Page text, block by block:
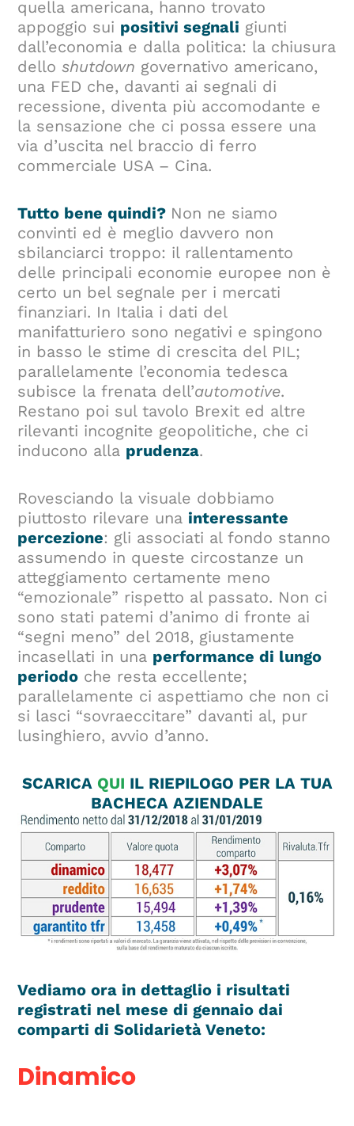
quella americana, hanno trovato
appoggio sui positivi segnali giunti
dall’economia e dalla politica: la chiusura
delloshutdown governativo americano,
una FED che, davanti ai segnali di
recessione, diventa più accomodante e
la sensazione che ci possa essere una
via d’uscita nel braccio di ferro
commerciale USA – Cina.
Tutto bene quindi? Non ne siamo
convinti ed è meglio davvero non
sbilanciarci troppo: il rallentamento
delle principali economie europee non è
certo un bel segnale per i mercati
finanziari. In Italia i dati del
manifatturiero sono negativi e spingono
in basso le stime di crescita del PIL;
parallelamente l’economia tedesca
subisce la frenata dell’automotive.
Restano poi sul tavolo Brexit ed altre
rilevanti incognite geopolitiche, che ci
inducono alla prudenza.
Rovesciando la visuale dobbiamo
piuttosto rilevare una interessante
percezione: gli associati al fondo stanno
assumendo in queste circostanze un
atteggiamento certamente meno
“emozionale” rispetto al passato. Non ci
sono stati patemi d’animo di fronte ai
“segni meno” del 2018, giustamente
incasellati in una performance di lungo
periodo che resta eccellente;
parallelamente ci aspettiamo che non ci
si lasci “sovraeccitare” davanti al, pur
lusinghiero, avvio d’anno.
SCARICA QUI IL RIEPILOGO PER LA TUA
BACHECA AZIENDALE
Vediamo ora in dettaglio i risultati
registrati nel mese di gennaio dai
comparti di Solidarietà Veneto:
Dinamico